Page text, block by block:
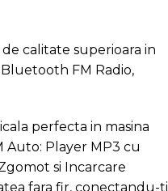
calitate superioara in
FM Radio,
perfecta in masina
Player MP3 cu
si Incarcare
fara fir, conectandu-ti